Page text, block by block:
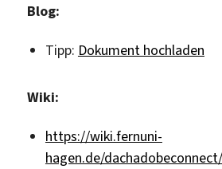
Blog:
Tipp: Dokument hochladen
Wiki:
https://wiki.fernuni-
hagen.de/